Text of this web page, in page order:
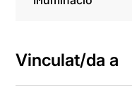
Vinculat/da a